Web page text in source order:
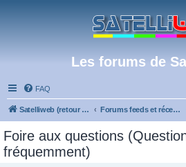
Les forums de
FAQ
Satelliweb (retour vers le site) Forums feeds et réception TV numérique
Foire aux questions
fréquemment)